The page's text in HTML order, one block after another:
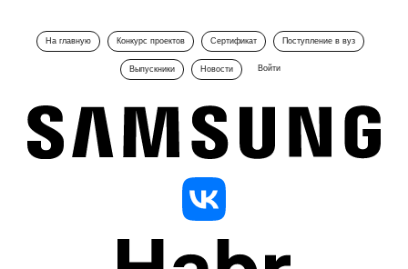
На главную Конкурс проектов Сертификат Поступление в вуз
Выпускники Новости Войти